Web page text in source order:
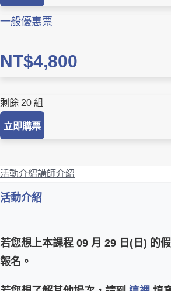
一般優惠票
NT$4,800
剩餘 20 組
立即購票
活動介紹講師介紹
活動介紹
若您想上本課程 09 月 29 日(日) 的
報名。